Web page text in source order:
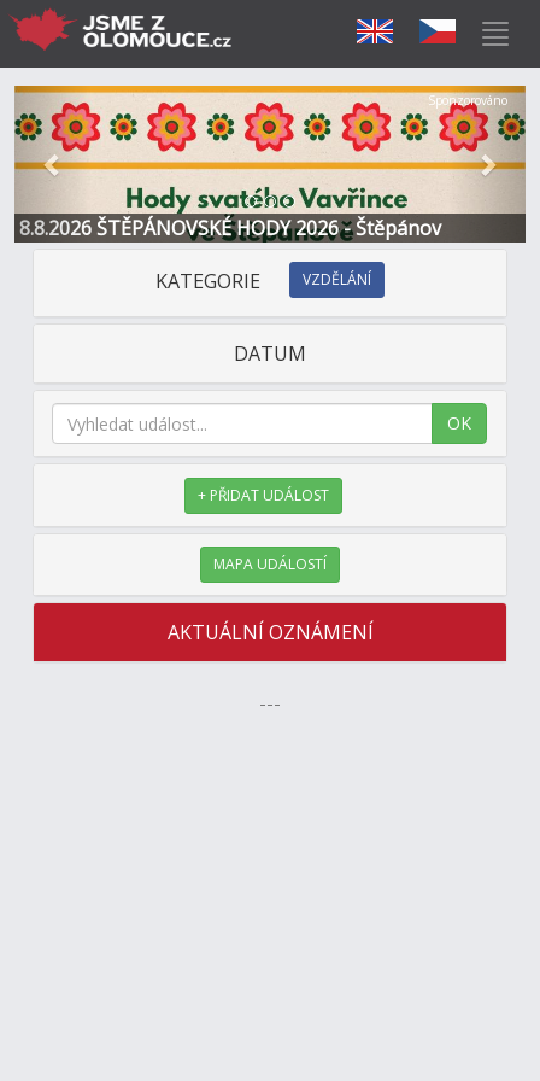
8.8.2026 ŠTĚPÁNOVSKÉ HODY 2026 - Štěpánov
Předchozí Další
Sponzorováno
KATEGORIE VZDĚLÁNÍ
DATUM
OK
+ PŘIDAT UDÁLOST
MAPA UDÁLOSTÍ
AKTUÁLNÍ OZNÁMENÍ
---